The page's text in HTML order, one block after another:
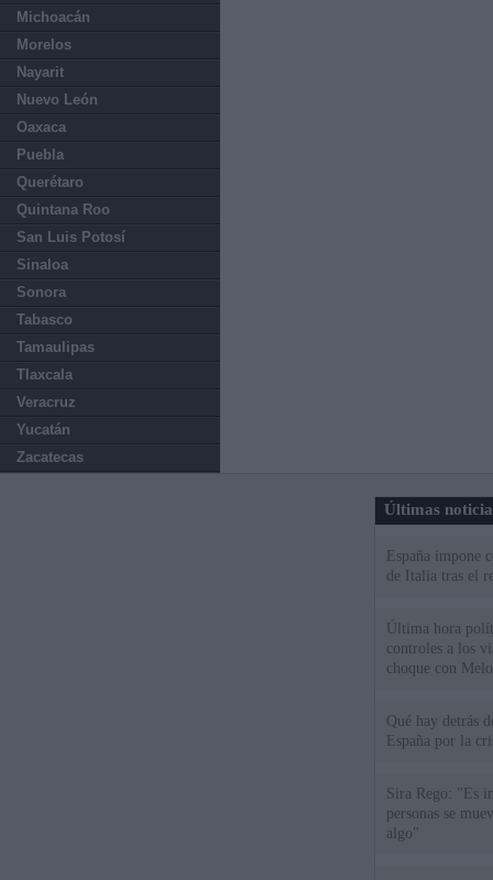
Michoacán
Morelos
Nayarit
Nuevo León
Oaxaca
Puebla
Querétaro
Quintana Roo
San Luis Potosí
Sinaloa
Sonora
Tabasco
Tamaulipas
Tlaxcala
Veracruz
Yucatán
Zacatecas
Últimas
España impone
de Italia tras el
Última hora
controles a los
choque con
Qué hay detrás
España por la
Sira Rego: "Es
personas se
algo"